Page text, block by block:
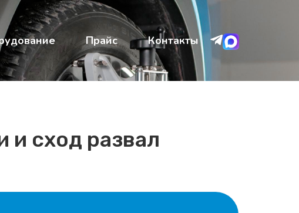
Прайс Контакты
и сход развал